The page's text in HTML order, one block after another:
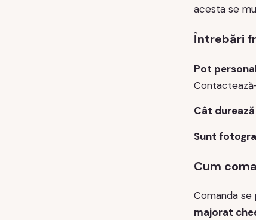
acesta se
Întrebări
Pot
Cât
Sunt
Cum
Comanda
majorat